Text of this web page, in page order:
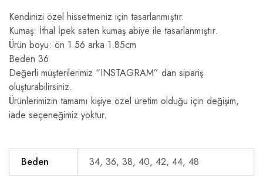
Kendinizi özel hissetmeniz için tasarlanmıştır.
Kumaş: İthal İpek saten kumaş abiye ile tasarlanmıştır.
Ürün boyu: ön 1.56 arka 1.85cm
Beden 36
Değerli müşterilerimiz “INSTAGRAM” dan sipariş
oluşturabilirsiniz.
Ürünlerimizin tamamı kişiye özel üretim olduğu için değişim,
iade seçeneğimiz yoktur.
Beden 34, 36, 38, 40, 42, 44, 48